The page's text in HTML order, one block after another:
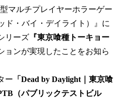
マルチプレイヤーホラーゲー
ド・バイ・デイライト）』に
リーズ 『東京喰種トーキョー
ョンが実現したことをお知ら
ー 「Dead by Daylight｜東京喰
（パブリックテストビル